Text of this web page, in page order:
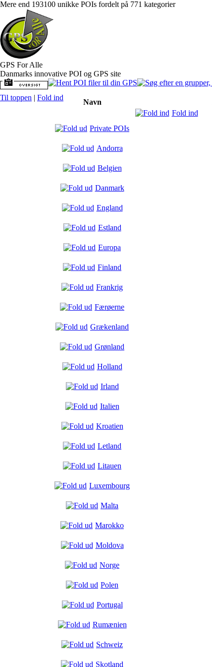
Mere end 193100 unikke POIs fordelt på 771 kategorier
GPS For Alle
Danmarks innovative POI og GPS site
Til toppen | Fold ind
Navn
Fold ind
Private POIs
Andorra
Belgien
Danmark
England
Estland
Europa
Finland
Frankrig
Færøerne
Grækenland
Grønland
Holland
Irland
Italien
Kroatien
Letland
Litauen
Luxembourg
Malta
Marokko
Moldova
Norge
Polen
Portugal
Rumænien
Schweiz
Skotland